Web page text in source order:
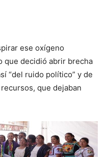
ese oxígeno
que decidió abrir brecha
“del ruido político” y de
que dejaban